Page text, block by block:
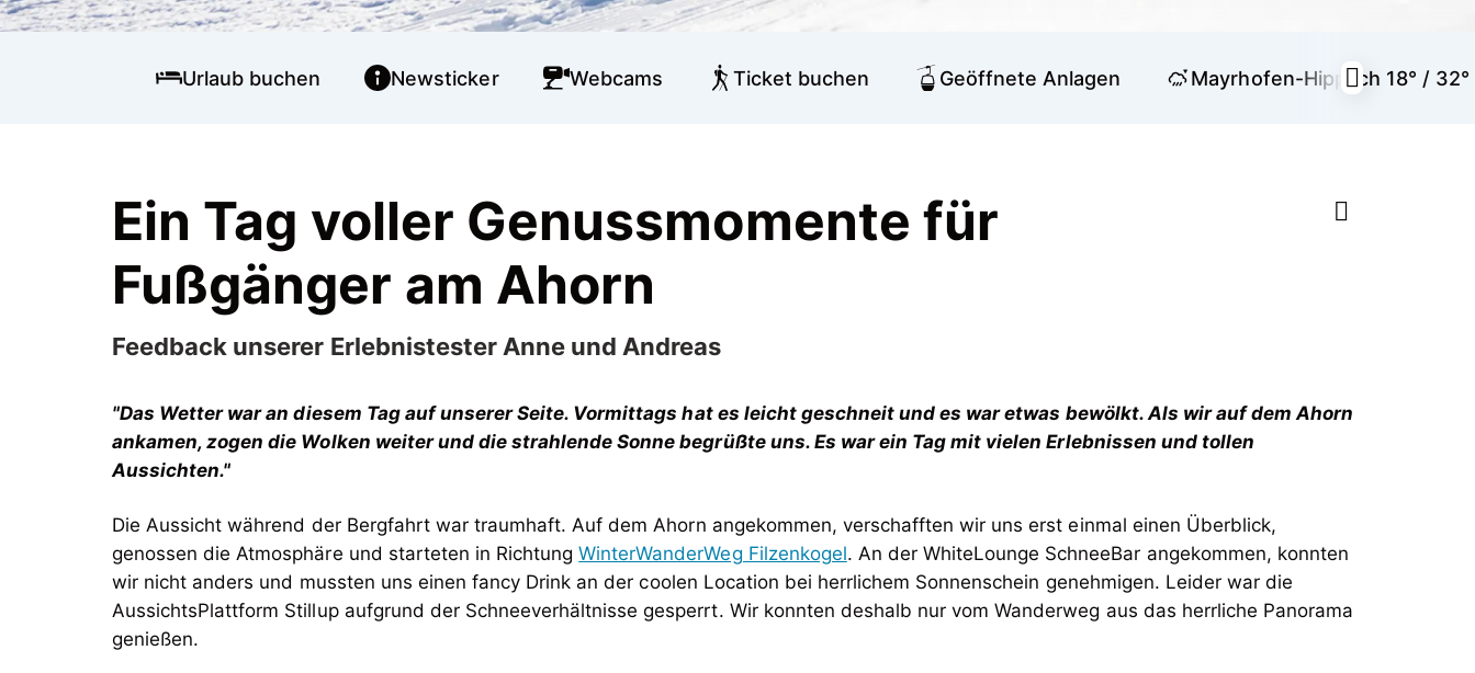
Urlaub buchen Newsticker Webcams Ticket buchen Geöffnete Anlagen Mayrhofen-Hippach 18° / 32°
Ein Tag voller Genussmomente für
Fußgänger am Ahorn
Feedback unserer Erlebnistester Anne und Andreas
"Das Wetter war an diesem Tag auf unserer Seite. Vormittags hat es leicht geschneit und es war etwas bewölkt. Als wir auf dem Ahorn
ankamen, zogen die Wolken weiter und die strahlende Sonne begrüßte uns. Es war ein Tag mit vielen Erlebnissen und tollen
Aussichten."
Die Aussicht während der Bergfahrt war traumhaft. Auf dem Ahorn angekommen, verschafften wir uns erst einmal einen Überblick,
genossen die Atmosphäre und starteten in RichtungWinterWanderWeg Filzenkogel. An der WhiteLounge SchneeBar angekommen, konnten
wir nicht anders und mussten uns einen fancy Drink an der coolen Location bei herrlichem Sonnenschein genehmigen. Leider war die
AussichtsPlattform Stillup aufgrund der Schneeverhältnisse gesperrt. Wir konnten deshalb nur vom Wanderweg aus das herrliche Panorama
genießen.